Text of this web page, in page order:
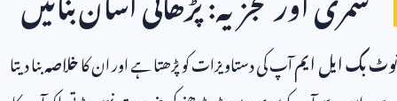
نوٹ بک ایل ایمآپ کی دستاویزات کو پڑھتا ہے اور ان کاخلاصہبنا دیتا